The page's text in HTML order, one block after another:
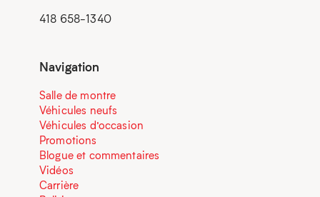
418 658-1340
Navigation
Salle de montre
Véhicules neufs
Véhicules d’occasion
Promotions
Blogue et commentaires
Vidéos
Carrière